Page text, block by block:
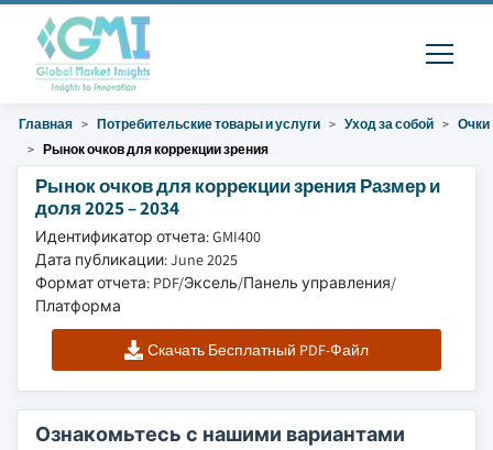
Главная Потребительские товары и услуги Уход за собой
Очки
Рынок очков для коррекции зрения
Рынок очков для коррекции зрения Размер и
доля 2025 – 2034
Идентификатор отчета: GMI400
Дата публикации: June 2025
Формат отчета: PDF/Эксель/Панель управления/
Платформа
Скачать Бесплатный PDF-Файл
Ознакомьтесь с нашими вариантами